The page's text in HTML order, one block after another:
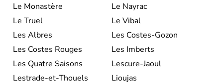
Le Monastère
Le Nayrac
Le Truel
Le Vibal
Les Albres
Les Costes-Gozon
Les Costes Rouges
Les Imberts
Les Quatre Saisons
Lescure-Jaoul
Lestrade-et-Thouels
Lioujas